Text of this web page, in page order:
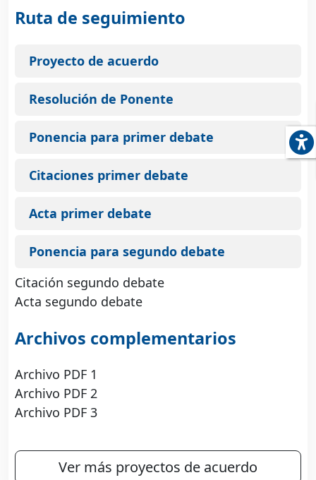
Ruta de seguimiento
Proyecto de acuerdo
Resolución de Ponente
Ponencia para primer debate
Citaciones primer debate
Acta primer debate
Ponencia para segundo debate
Citación segundo debate
Acta segundo debate
Archivos complementarios
Archivo PDF 1
Archivo PDF 2
Archivo PDF 3
Ver más proyectos de acuerdo